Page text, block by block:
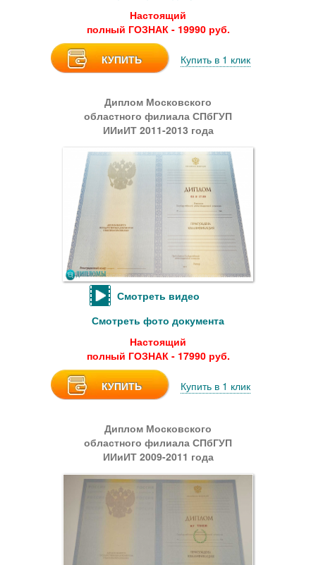
Настоящий
полный ГОЗНАК - 19990 руб.
КУПИТЬ Купить в 1 клик
Диплом Московского
областного филиала СПбГУП
ИИиИТ 2011-2013 года
Смотреть видео
Смотреть фото документа
Настоящий
полный ГОЗНАК - 17990 руб.
КУПИТЬ Купить в 1 клик
Диплом Московского
областного филиала СПбГУП
ИИиИТ 2009-2011 года